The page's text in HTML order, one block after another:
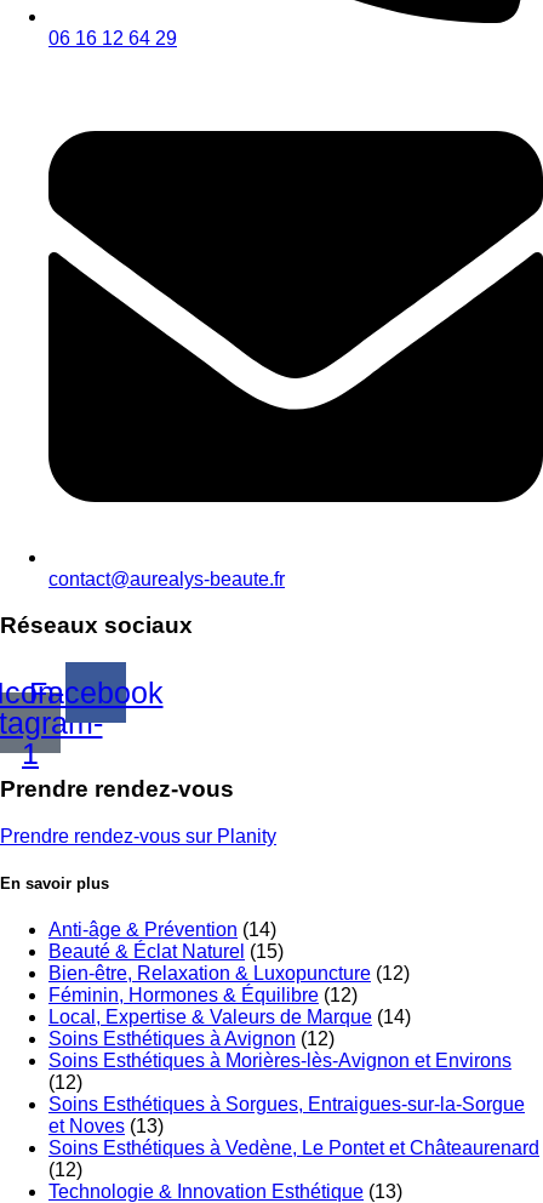
06 16 12 64 29
contact@aurealys-beaute.fr
Réseaux sociaux
1
Facebook
Prendre rendez-vous
Prendre rendez-vous sur Planity
En savoir plus
Anti-âge & Prévention (14)
Beauté & Éclat Naturel (15)
Bien-être, Relaxation & Luxopuncture (12)
Féminin, Hormones & Équilibre (12)
Local, Expertise & Valeurs de Marque (14)
Soins Esthétiques à Avignon (12)
Soins Esthétiques à Morières-lès-Avignon et Environs
(12)
Soins Esthétiques à Sorgues, Entraigues-sur-la-Sorgue
et Noves (13)
Soins Esthétiques à Vedène, Le Pontet et Châteaurenard
(12)
Technologie & Innovation Esthétique (13)